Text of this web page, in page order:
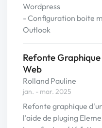
Wordpress
- Configuration boite
Outlook
Refonte
Web
Rolland Pauline
jan. - mar. 2025
Refonte graphique
l'aide de pluging